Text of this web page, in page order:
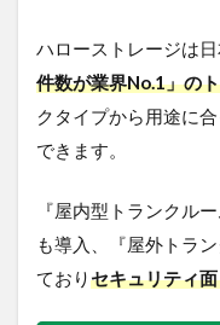
ハローストレージは
件数が業界No.1」の
クタイプから用途に
できます。
『屋内型トランクル
も導入、『屋外トラ
ておりセキュリティ